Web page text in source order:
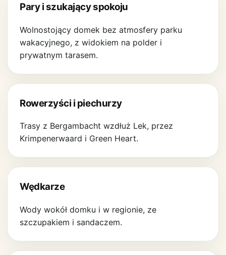
Pary i szukający spokoju
Wolnostojący domek bez atmosfery parku
wakacyjnego, z widokiem na polder i
prywatnym tarasem.
Rowerzyści i piechurzy
Trasy z Bergambacht wzdłuż Lek, przez
Krimpenerwaard i Green Heart.
Wędkarze
Wody wokół domku i w regionie, ze
szczupakiem i sandaczem.